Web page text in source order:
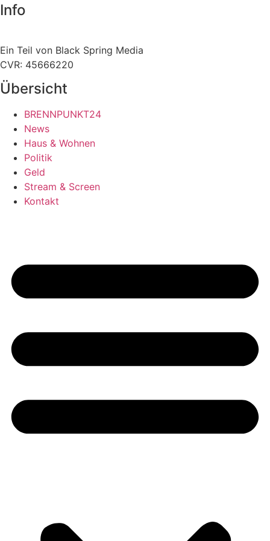
Info
Ein Teil von Black Spring Media
CVR: 45666220
Übersicht
BRENNPUNKT24
News
Haus & Wohnen
Politik
Geld
Stream & Screen
Kontakt